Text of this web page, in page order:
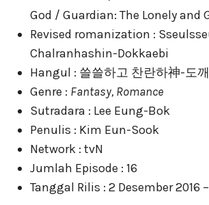
God / Guardian: The Lonely and
Revised romanization :
Chalranhashin-Dokkaebi
Hangul : 쓸쓸하고 찬란하神-도
Genre : Fantasy, Romance
Sutradara : Lee Eung-Bok
Penulis : Kim Eun-Sook
Network : tvN
Jumlah Episode : 16
Tanggal Rilis : 2 Desember 2016